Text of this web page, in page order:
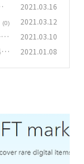
2021.03.16
(0) 2021.03.12
2021.03.10
2021.01.08